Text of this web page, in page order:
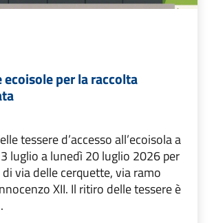
per la raccolta
tessere d’accesso all’ecoisola a
luglio a lunedì 20 luglio 2026 per
via delle cerquette, via ramo
XII. Il ritiro delle tessere è